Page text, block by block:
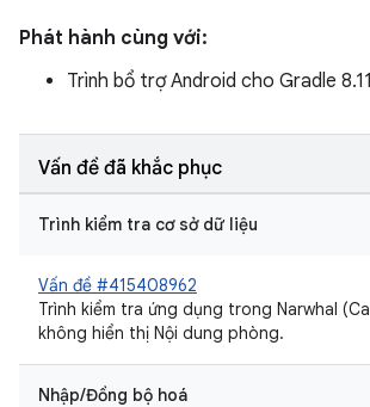
Phát hành cùng với:
Trình bổ trợ Android cho Gradle
Vấn đề đã khắc phục
Trình kiểm tra cơ sở dữ liệu
Vấn đề #415408962
Trình kiểm tra ứng dụng trong Narwhal
không hiển thị Nội dung phòng.
Nhập/Đồng bộ hoá